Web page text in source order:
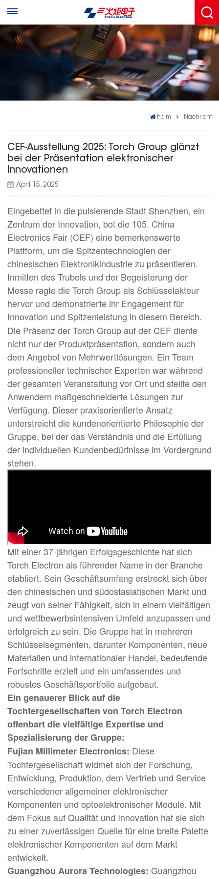
heim Nachricht
CEF-Ausstellung 2025: Torch Group glänzt
bei der Präsentation elektronischer
Innovationen
April 15, 2025
Eingebettet in die pulsierende Stadt Shenzhen, ein
Zentrum der Innovation, bot die 105. China
Electronics Fair (CEF) eine bemerkenswerte
Plattform, um die Spitzentechnologien der
chinesischen Elektronikindustrie zu präsentieren.
Inmitten des Trubels und der Begeisterung der
Messe ragte die Torch Group als Schlüsselakteur
hervor und demonstrierte ihr Engagement für
Innovation und Spitzenleistung in diesem Bereich.
Die Präsenz der Torch Group auf der CEF diente
nicht nur der Produktpräsentation, sondern auch
dem Angebot von Mehrwertlösungen. Ein Team
professioneller technischer Experten war während
der gesamten Veranstaltung vor Ort und stellte den
Anwendern maßgeschneiderte Lösungen zur
Verfügung. Dieser praxisorientierte Ansatz
unterstreicht die kundenorientierte Philosophie der
Gruppe, bei der das Verständnis und die Erfüllung
der individuellen Kundenbedürfnisse im Vordergrund
stehen.
Mit einer 37-jährigen Erfolgsgeschichte hat sich
Torch Electron als führender Name in der Branche
etabliert. Sein Geschäftsumfang erstreckt sich über
den chinesischen und südostasiatischen Markt und
zeugt von seiner Fähigkeit, sich in einem vielfältigen
und wettbewerbsintensiven Umfeld anzupassen und
erfolgreich zu sein. Die Gruppe hat in mehreren
Schlüsselsegmenten, darunter Komponenten, neue
Materialien und internationaler Handel, bedeutende
Fortschritte erzielt und ein umfassendes und
robustes Geschäftsportfolio aufgebaut.
Ein genauerer Blick auf die
Tochtergesellschaften von Torch Electron
offenbart die vielfältige Expertise und
Spezialisierung der Gruppe:
Fujian Millimeter Electronics: Diese
Tochtergesellschaft widmet sich der Forschung,
Entwicklung, Produktion, dem Vertrieb und Service
verschiedener allgemeiner elektronischer
Komponenten und optoelektronischer Module. Mit
dem Fokus auf Qualität und Innovation hat sie sich
zu einer zuverlässigen Quelle für eine breite Palette
elektronischer Komponenten auf dem Markt
entwickelt.
Guangzhou Aurora Technologies: Guangzhou